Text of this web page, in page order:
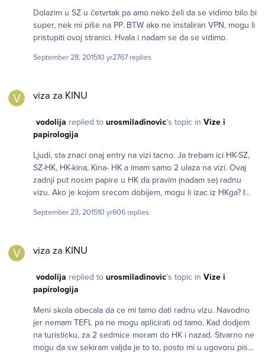
Dolazim u SZ u četvrtak pa amo neko želi da se vidimo bilo bi
super, nek mi piše na PP. BTW ako ne instaliran VPN, mogu li
pristupiti ovoj stranici. Hvala i nadam se da se vidimo.
September 28, 201510 yr2767 replies
viza za KINU
vodolija replied to urosmiladinovic's topic in Vize i
papirologija
Ljudi, sta znaci onaj entry na vizi tacno. Ja trebam ici HK-SZ,
SZ-HK, HK-kina, Kina- HK a imam samo 2 ulaza na vizi. Ovaj
zadnji put nosim papire u HK da pravim (nadam se) radnu
vizu. Ako je kojom srecom dobijem, mogu li izac iz HKga? I
putanju. Unaprijed hvala.
September 23, 201510 yr606 replies
viza za KINU
vodolija replied to urosmiladinovic's topic in Vize i
papirologija
Meni skola obecala da ce mi tamo dati radnu vizu. Navodno
jer nemam TEFL pa ne mogu aplicirati od tamo. Kad dodjem
na turisticku, za 2 sedmice moram do HK i nazad. Stvarno ne
mogu da sw sekiram valjda je to to, posto mi u ugovoru pise